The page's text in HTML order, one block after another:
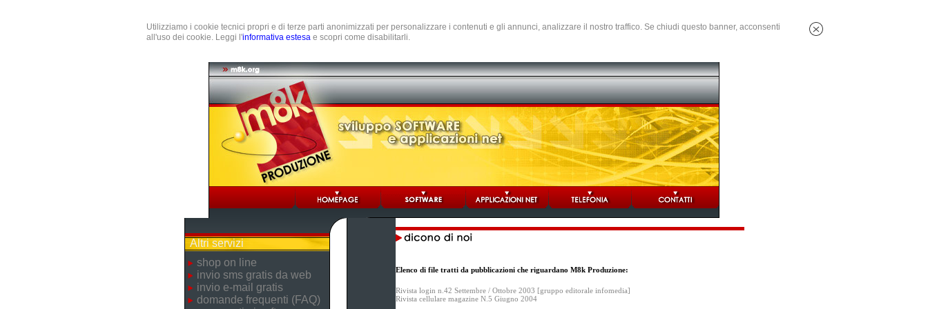
Utilizziamo i cookie tecnici propri e di terze parti anonimizzati per personalizzare i contenuti e gli annunci, analizzare il nostro traffico. Se chiudi questo banner, acconsenti
all'uso dei cookie. Leggi l'informativa estesa e scopri come disabilitarli.
Altri servizi
shop on line
invio sms gratis da web
invio e-mail gratis
domande frequenti (FAQ)
Elenco di file tratti da pubblicazioni che riguardano M8k Produzione:
Rivista login n.42 Settembre / Ottobre 2003 [gruppo editorale infomedia]
Rivista cellulare magazine N.5 Giugno 2004